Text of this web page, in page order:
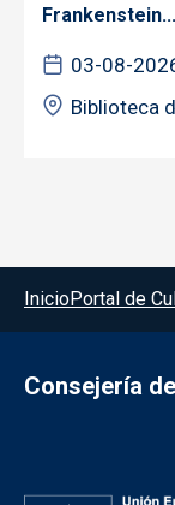
Frankenstein...
03-08-
Biblioteca
Menú del
InicioPortal de
Consejería